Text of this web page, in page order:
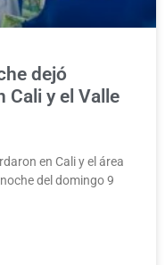
dejó
Cali y el Valle
en Cali y el área
del domingo 9